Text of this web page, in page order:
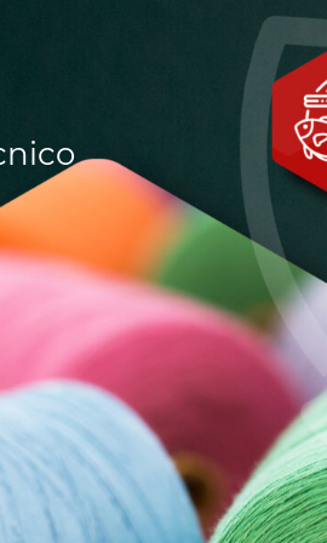
confezionati
Pastorizzazione
prodotti liquidi
Riscaldamento e
precottura di
prodotti liquidi